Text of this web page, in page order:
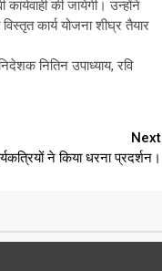
की जायेगी। उन्होंने
कार्य योजना शीघ्र तैयार
नितिन उपाध्याय, रवि
Next
ने किया धरना प्रदर्शन।